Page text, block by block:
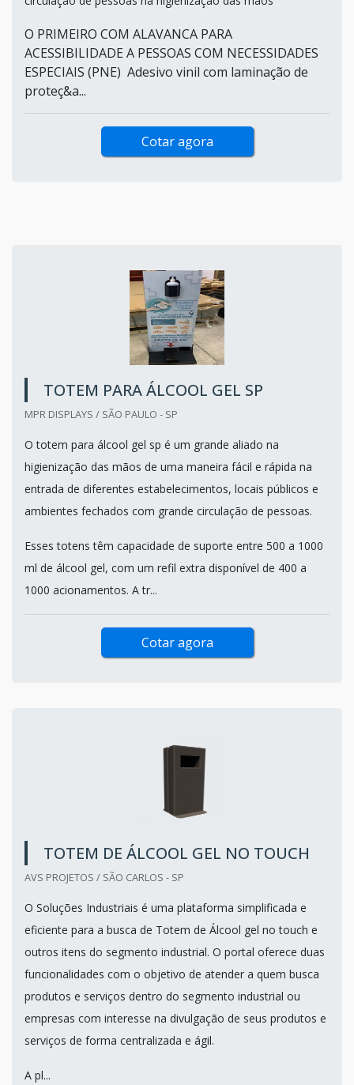
O PRIMEIRO COM ALAVANCA PARA
ACESSIBILIDADE A PESSOAS COM NECESSIDADES
ESPECIAIS (PNE) Adesivo vinil com laminação de
proteç&a...
Cotar agora
TOTEM PARA ÁLCOOL GEL SP
MPR DISPLAYS / SÃO PAULO - SP
O totem para álcool gel sp é um grande aliado na
higienização das mãos de uma maneira fácil e rápida na
entrada de diferentes estabelecimentos, locais públicos e
ambientes fechados com grande circulação de pessoas.
Esses totens têm capacidade de suporte entre 500 a 1000
ml de álcool gel, com um refil extra disponível de 400 a
1000 acionamentos. A tr...
Cotar agora
TOTEM DE ÁLCOOL GEL NO TOUCH
AVS PROJETOS / SÃO CARLOS - SP
O Soluções Industriais é uma plataforma simplificada e
eficiente para a busca de Totem de Álcool gel no touch e
outros itens do segmento industrial. O portal oferece duas
funcionalidades com o objetivo de atender a quem busca
produtos e serviços dentro do segmento industrial ou
empresas com interesse na divulgação de seus produtos e
serviços de forma centralizada e ágil.
A pl...